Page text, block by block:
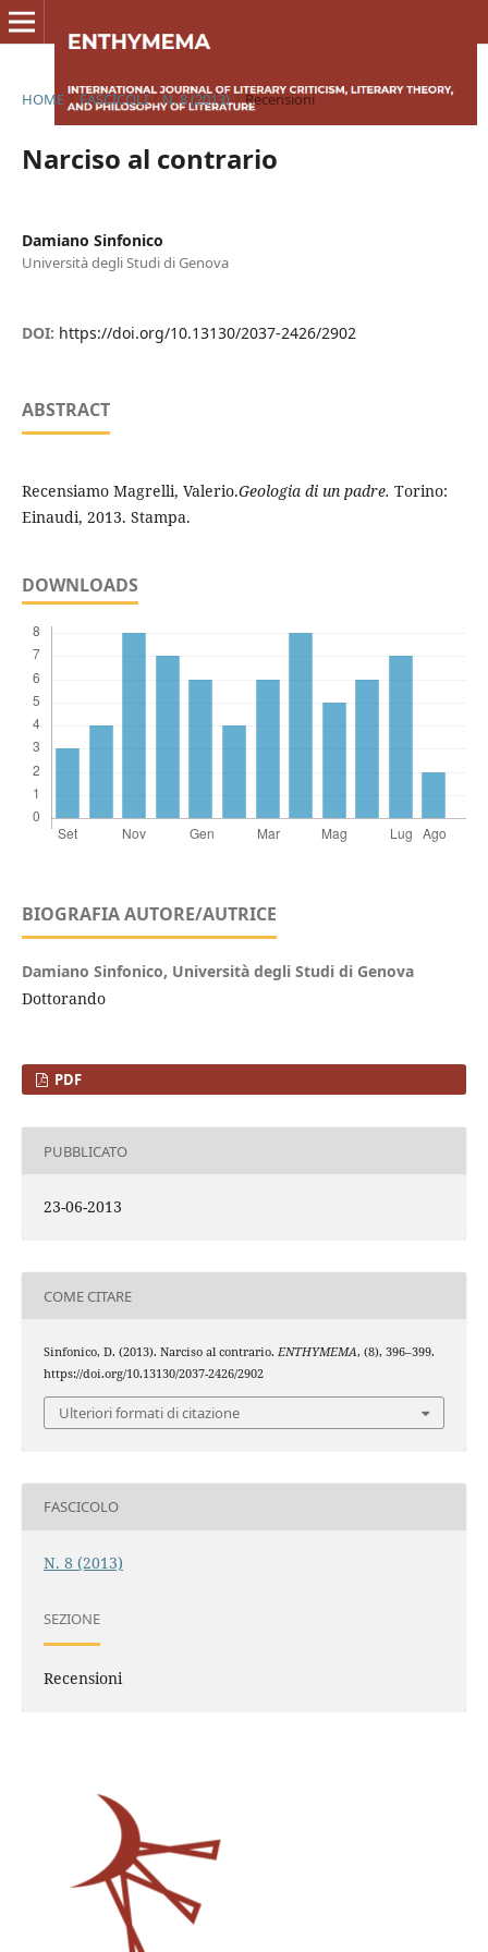
HOME / FASCICOLI / N. 8 (2013) / Recensioni
Narciso al contrario
Damiano Sinfonico
Università degli Studi di Genova
DOI: https://doi.org/10.13130/2037-2426/2902
ABSTRACT
Recensiamo Magrelli, Valerio.Geologia di un padre. Torino:
Einaudi, 2013. Stampa.
DOWNLOADS
BIOGRAFIA AUTORE/AUTRICE
Damiano Sinfonico, Università degli Studi di Genova
Dottorando
PDF
PUBBLICATO
23-06-2013
COME CITARE
Sinfonico, D. (2013). Narciso al contrario. ENTHYMEMA, (8), 396–399.
https://doi.org/10.13130/2037-2426/2902
Ulteriori formati di citazione
FASCICOLO
N. 8 (2013)
SEZIONE
Recensioni